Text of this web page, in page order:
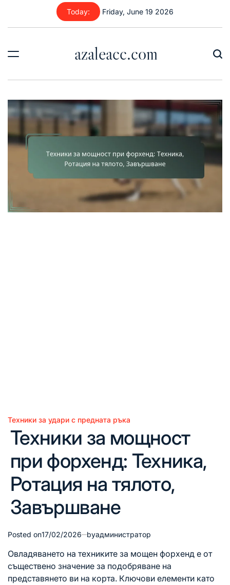
content
Today: Friday, June 19 2026
azaleacc.com
Posted
Техники за удари с предната ръка
Техники за мощност
при форхенд: Техника,
Ротация на тялото,
Завършване
Posted on17/02/2026 byадминистратор
Овладяването на техниките за мощен форхенд е от
съществено значение за подобряване на
представянето ви на корта. Ключови елементи като